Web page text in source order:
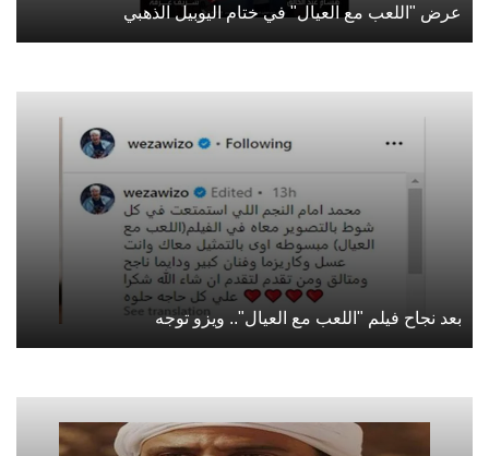
عرض "اللعب مع العيال" في ختام اليوبيل الذهبي
بعد نجاح فيلم "اللعب مع العيال".. ويزو توجه